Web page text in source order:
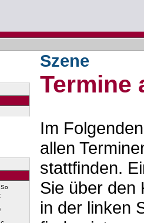
So
Szene
Termine
Im
allen
stattfinden.
Sie über den
in der linken